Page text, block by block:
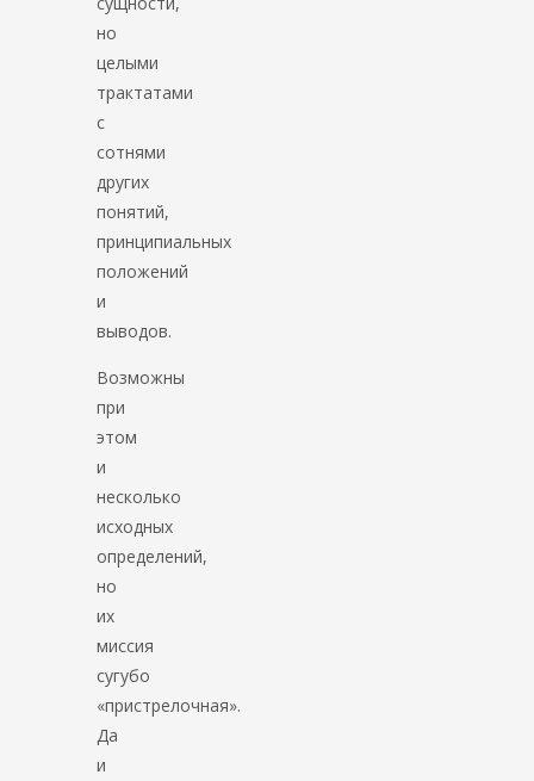
но
целыми
трактатами
с
сотнями
других
понятий,
принципиальных
положений
и
выводов.
Возможны
при
этом
и
несколько
исходных
определений,
но
их
миссия
сугубо
«пристрелочная».
Да
и